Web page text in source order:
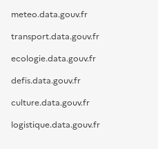
meteo.data.gouv.fr
transport.data.gouv.fr
ecologie.data.gouv.fr
defis.data.gouv.fr
culture.data.gouv.fr
logistique.data.gouv.fr